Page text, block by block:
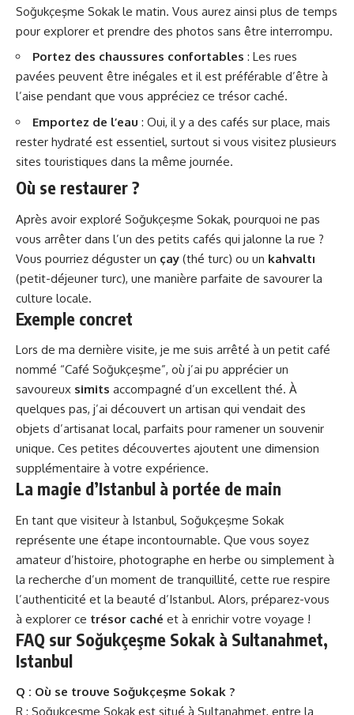
Soğukçeşme Sokak le matin. Vous aurez ainsi plus de temps
pour explorer et prendre des photos sans être interrompu.
Portez des chaussures confortables : Les rues
pavées peuvent être inégales et il est préférable d’être à
l’aise pendant que vous appréciez ce trésor caché.
Emportez de l’eau : Oui, il y a des cafés sur place, mais
rester hydraté est essentiel, surtout si vous visitez plusieurs
sites touristiques dans la même journée.
Où se restaurer ?
Après avoir exploré Soğukçeşme Sokak, pourquoi ne pas
vous arrêter dans l’un des petits cafés qui jalonne la rue ?
Vous pourriez déguster un çay (thé turc) ou un kahvaltı
(petit-déjeuner turc), une manière parfaite de savourer la
culture locale.
Exemple concret
Lors de ma dernière visite, je me suis arrêté à un petit café
nommé “Café Soğukçeşme”, où j’ai pu apprécier un
savoureux simits accompagné d’un excellent thé. À
quelques pas, j’ai découvert un artisan qui vendait des
objets d’artisanat local, parfaits pour ramener un souvenir
unique. Ces petites découvertes ajoutent une dimension
supplémentaire à votre expérience.
La magie d’Istanbul à portée de main
En tant que visiteur à Istanbul, Soğukçeşme Sokak
représente une étape incontournable. Que vous soyez
amateur d’histoire, photographe en herbe ou simplement à
la recherche d’un moment de tranquillité, cette rue respire
l’authenticité et la beauté d’Istanbul. Alors, préparez-vous
à explorer ce trésor caché et à enrichir votre voyage !
FAQ sur Soğukçeşme Sokak à Sultanahmet,
Istanbul
Q : Où se trouve Soğukçeşme Sokak ?
R : Soğukçeşme Sokak est situé à Sultanahmet, entre la